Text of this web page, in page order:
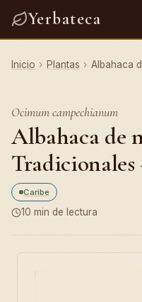
Yerbateca
Inicio › Plantas › Albahaca
Ocimum campechianum
Albahaca de
Tradicionales
Caribe
10 min de lectura